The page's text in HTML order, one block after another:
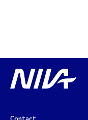
Andreas Ballot
Contact